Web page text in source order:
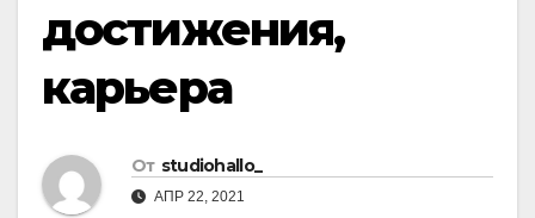
достижения,
карьера
От studiohallo_
АПР 22, 2021